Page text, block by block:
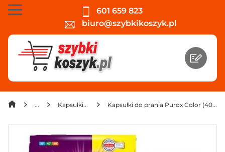
601 659 823
biuro@szybkikoszyk.pl
Kapsułki do prania Kapsułki do prania Purox Color (40 sztuk) x 2 opakowania